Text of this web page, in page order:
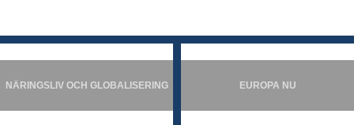
NÄRINGSLIV OCH GLOBALISERING EUROPA NU